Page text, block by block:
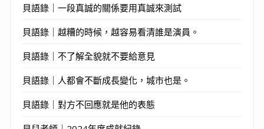
貝語錄｜一段真誠的關係要用真誠來測試
貝語錄｜越糟的時候，越容易看清誰是演員。
貝語錄｜不了解全貌就不要給意見
貝語錄｜人都會不斷成長變化，城市也是。
貝語錄｜對方不回應就是他的表態